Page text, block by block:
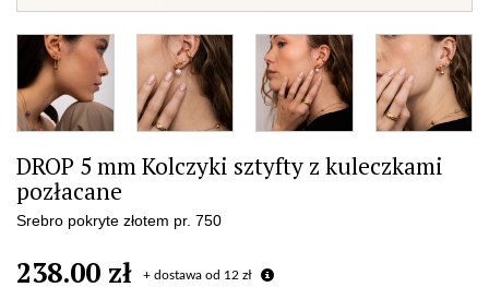
DROP 5 mm Kolczyki sztyfty z kuleczkami
pozłacane
Srebro pokryte złotem pr. 750
238.00 zł + dostawa od 12 zł